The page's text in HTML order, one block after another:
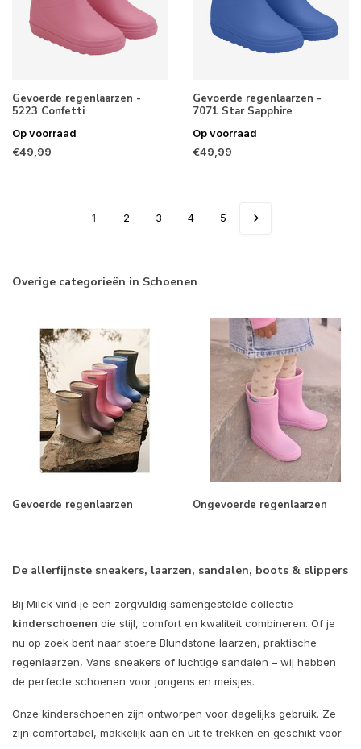
Gevoerde regenlaarzen -
5223 Confetti
Op voorraad
€49,99
Gevoerde regenlaarzen -
7071 Star Sapphire
Op voorraad
€49,99
1 2 3 4 5
Overige categorieën in Schoenen
Gevoerde regenlaarzen Ongevoerde regenlaarzen
De allerfijnste sneakers, laarzen, sandalen, boots & slippers
Bij Milck vind je een zorgvuldig samengestelde collectie
kinderschoenen die stijl, comfort en kwaliteit combineren. Of je
nu op zoek bent naar stoere Blundstone laarzen, praktische
regenlaarzen, Vans sneakers of luchtige sandalen – wij hebben
de perfecte schoenen voor jongens en meisjes.
Onze kinderschoenen zijn ontworpen voor dagelijks gebruik. Ze
zijn comfortabel, makkelijk aan en uit te trekken en geschikt voor